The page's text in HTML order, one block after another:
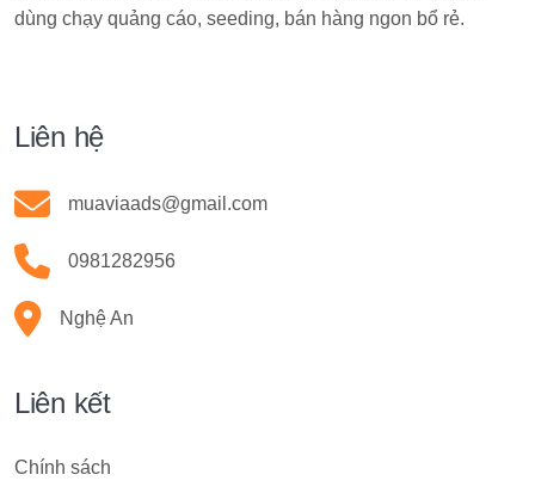
dùng chạy quảng cáo, seeding, bán hàng ngon bổ rẻ.
Liên hệ
muaviaads@gmail.com
0981282956
Nghệ An
Liên kết
Chính sách